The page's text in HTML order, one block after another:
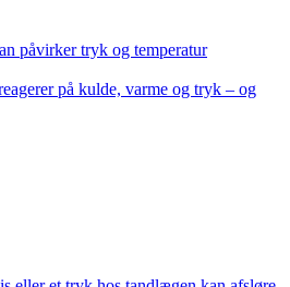
påvirker tryk og temperatur
på kulde, varme og tryk – og